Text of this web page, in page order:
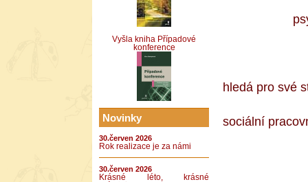
Vyšla kniha Případové
konference
Novinky
30.červen 2026
Rok realizace je za námi
30.červen 2026
Krásné léto, krásné
hledá pro své
sociální